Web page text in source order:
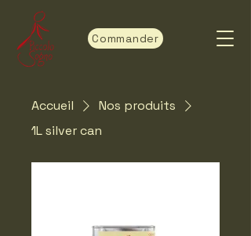
Commander
Accueil
Nos produits
1L silver can